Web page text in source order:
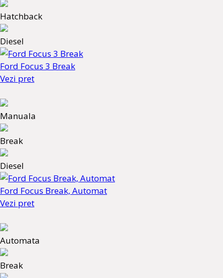
Hatchback
Diesel
Ford Focus 3 Break
Vezi pret
Manuala
Break
Diesel
Ford Focus Break, Automat
Vezi pret
Automata
Break